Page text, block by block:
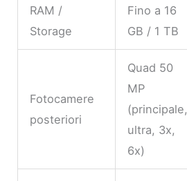
RAM /
Storage
Fino a 16
GB / 1 TB
Fotocamere
posteriori
Quad 50
MP
(principale,
ultra, 3x,
6x)